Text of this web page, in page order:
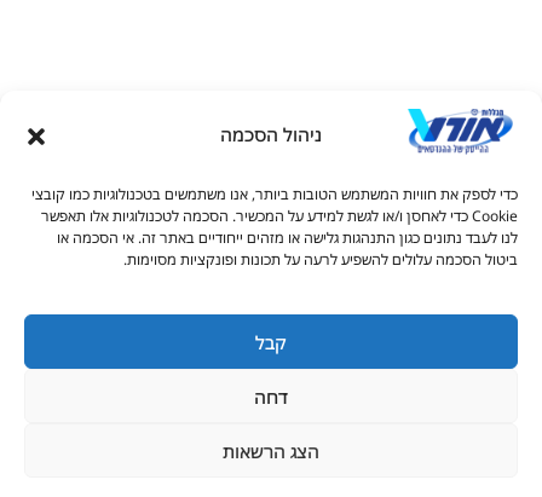
ניהול הסכמה
כדי לספק את חוויות המשתמש הטובות ביותר, אנו משתמשים בטכנולוגיות כמו קובצי
Cookie כדי לאחסן ו/או לגשת למידע על המכשיר. הסכמה לטכנולוגיות אלו תאפשר
לנו לעבד נתונים כגון התנהגות גלישה או מזהים ייחודיים באתר זה. אי הסכמה או
ביטול הסכמה עלולים להשפיע לרעה על תכונות ופונקציות מסוימות.
קבל
דחה
הצג הרשאות
© כל הזכויות שמורות למכללות אורט 2026
rishum.hermelin@admin.ort.org.il
1700-50-16-16
טקסט
טקסט